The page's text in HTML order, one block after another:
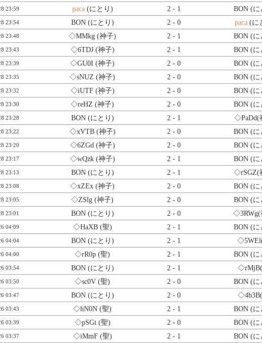
23:59 paca(にとり) 2 - 1 BON (に
23:54 BON (にとり) 2 - 0 paca(に
23:48 ◇MMkg (神子) 2 - 1 BON (に
23:43 ◇6TDJ(神子) 2 - 1 BON (に
23:39 ◇GU0I (神子) 2 - 0 BON (に
23:35 ◇sNUZ (神子) 2 - 0 BON (に
23:32 ◇iUTF(神子) 2 - 0 BON (に
23:30 ◇reHZ (神子) 2 - 0 BON (に
23:28 BON (にとり) 2 - 1 ◇PaDd(
23:22 ◇xVTB(神子) 2 - 0 BON (に
23:20 ◇6ZGd(神子) 2 - 0 BON (に
23:17 ◇wQzk(神子) 2 - 1 BON (に
23:13 BON (にとり) 2 - 1 ◇rSGZ(
23:08 ◇xZEx (神子) 2 - 0 BON (に
23:05 ◇ZSlg (神子) 2 - 0 BON (に
23:01 BON (にとり) 2 - 0 ◇3RWg(
04:09 ◇HaXB(聖) 2 - 1 BON (に
04:04 BON (にとり) 2 - 1 ◇5WEl
04:00 ◇rR0p (聖) 2 - 1 BON (に
03:54 BON (にとり) 2 - 1 ◇rMjB
03:50 ◇sc0V (聖) 2 - 0 BON (に
03:47 BON (にとり) 2 - 0 ◇4b3B
03:43 ◇hN0N (聖) 2 - 1 BON (に
03:39 ◇pSGt(聖) 2 - 0 BON (に
03:37 ◇iMmF(聖) 2 - 1 BON (に